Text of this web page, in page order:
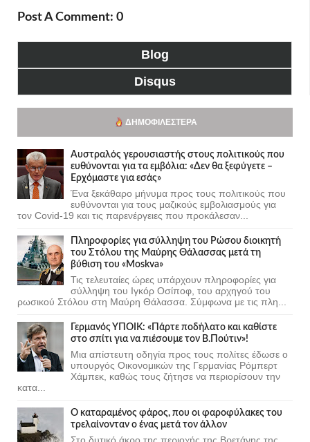
Post A Comment: 0
Blog
Disqus
ΔΗΜΟΦΙΛΈΣΤΕΡΑ
Αυστραλός γερουσιαστής στους πολιτικούς που
ευθύνονται για τα εμβόλια: «Δεν θα ξεφύγετε –
Ερχόμαστε για εσάς»
Ένα ξεκάθαρο μήνυμα προς τους πολιτικούς που
ευθύνονται για τους μαζικούς εμβολιασμούς για
τον Covid-19 και τις παρενέργειες που προκάλεσαν...
Πληροφορίες για σύλληψη του Ρώσου διοικητή
του Στόλου της Mαύρης Θάλασσας μετά τη
βύθιση του «Moskva»
Τις τελευταίες ώρες υπάρχουν πληροφορίες για
σύλληψη του Ιγκόρ Οσίποφ, του αρχηγού του
ρωσικού Στόλου στη Μαύρη Θάλασσα. Σύμφωνα με τις πλη...
Γερμανός ΥΠΟΙΚ: «Πάρτε ποδήλατο και καθίστε
στο σπίτι για να πιέσουμε τον Β.Πούτιν»!
Μια απίστευτη οδηγία προς τους πολίτες έδωσε ο
υπουργός Οικονομικών της Γερμανίας Ρόμπερτ
Χάμπεκ, καθώς τους ζήτησε να περιορίσουν την
κατα...
Ο καταραμένος φάρος, που οι φαροφύλακες του
τρελαίνονταν ο ένας μετά τον άλλον